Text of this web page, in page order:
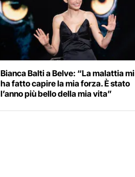
Bianca Balti a Belve: “La malattia mi
ha fatto capire la mia forza. È stato
l’anno più bello della mia vita”